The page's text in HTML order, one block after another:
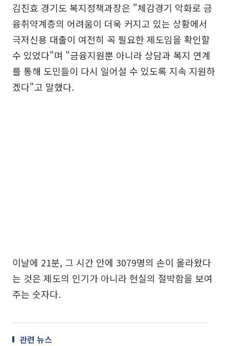
김진효 경기도 복지정책과장은 "체감경기 악화로 금
융취약계층의 어려움이 더욱 커지고 있는 상황에서
극저신용 대출이 여전히 꼭 필요한 제도임을 확인할
수 있었다"며 "금융지원뿐 아니라 상담과 복지 연계
를 통해 도민들이 다시 일어설 수 있도록 지속 지원하
겠다"고 말했다.
이날에 21분, 그 시간 안에 3079명의 손이 올라왔다
는 것은 제도의 인기가 아니라 현실의 절박함을 보여
주는 숫자다.
관련 뉴스